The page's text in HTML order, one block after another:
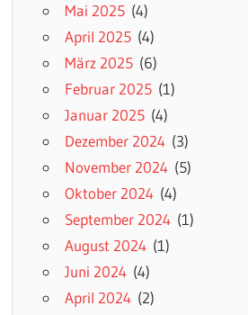
Mai 2025(4)
April 2025(4)
März 2025(6)
Februar 2025(1)
Januar 2025(4)
Dezember 2024(3)
November 2024(5)
Oktober 2024(4)
September 2024(1)
August 2024(1)
Juni 2024(4)
April 2024(2)